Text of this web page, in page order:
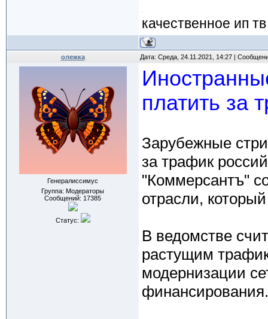
качественное ип
олежка Дата: Среда, 24.11.2021, 14:27 |
Генералиссимус
Группа: Модераторы
Сообщений: 17385
Статус:
платить за
Зарубежные
за трафик
"Коммерсантъ"
отрасли,
В ведомстве
растущим
модернизации
финансирования.